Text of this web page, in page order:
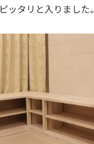
ピッタリと入りました。